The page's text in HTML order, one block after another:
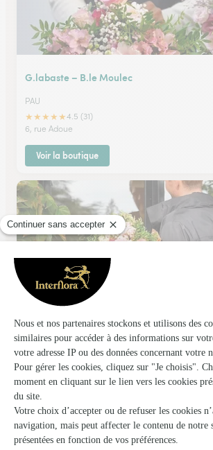
G.labaste – B.le Moulec
PAU
★★★★★4.5 (31)
6, rue Adoue
Voir la boutique
Artistiquement…
Morlaas
★★★★★4.3 (38)
Chemin Dou Mouly Centre Zéphyr Bât. Le Sirocco
Voir la boutique